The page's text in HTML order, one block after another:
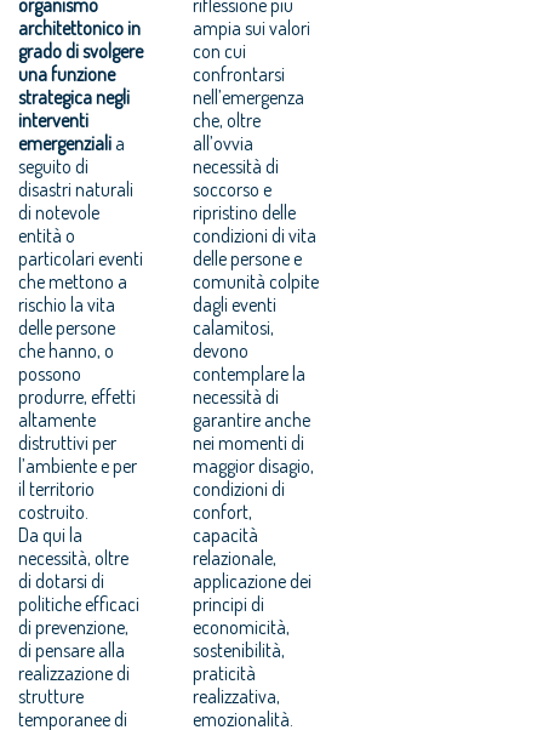
architettonico in
grado di svolgere
una funzione
strategica negli
interventi
emergenziali a
seguito di
disastri naturali
di notevole
entità o
particolari eventi
che mettono a
rischio la vita
delle persone
che hanno, o
possono
produrre, effetti
altamente
distruttivi per
l’ambiente e per
il territorio
costruito.
Da qui la
necessità, oltre
di dotarsi di
politiche efficaci
di prevenzione,
di pensare alla
realizzazione di
strutture
temporanee di
ampia sui valori
con cui
confrontarsi
nell’emergenza
che, oltre
all’ovvia
necessità di
soccorso e
ripristino delle
condizioni di vita
delle persone e
comunità colpite
dagli eventi
calamitosi,
devono
contemplare la
necessità di
garantire anche
nei momenti di
maggior disagio,
condizioni di
confort,
capacità
relazionale,
applicazione dei
principi di
economicità,
sostenibilità,
praticità
realizzativa,
emozionalità.